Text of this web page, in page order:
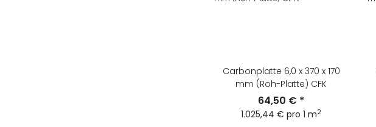
Carbonplatte 6,0 x 370 x 170
mm (Roh-Platte) CFK
64,50 € *
1.025,44 € pro 1 m2